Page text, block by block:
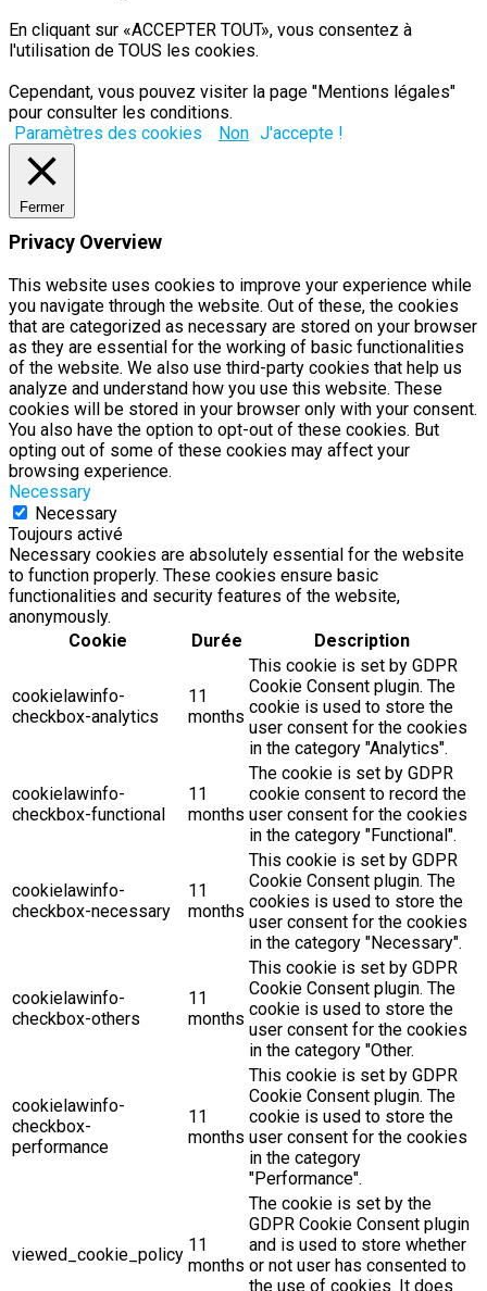
En cliquant sur «ACCEPTER TOUT», vous consentez à
l'utilisation de TOUS les cookies.
Cependant, vous pouvez visiter la page "Mentions légales"
pour consulter les conditions.
Paramètres des cookies
Non J'accepte !
Fermer
Privacy Overview
This website uses cookies to improve your experience while
you navigate through the website. Out of these, the cookies
that are categorized as necessary are stored on your browser
as they are essential for the working of basic functionalities
of the website. We also use third-party cookies that help us
analyze and understand how you use this website. These
cookies will be stored in your browser only with your consent.
You also have the option to opt-out of these cookies. But
opting out of some of these cookies may affect your
browsing experience.
Necessary
Necessary
Toujours activé
Necessary cookies are absolutely essential for the website
to function properly. These cookies ensure basic
functionalities and security features of the website,
anonymously.
Cookie
Durée Description
cookielawinfo-
checkbox-analytics
11
months
This cookie is set by GDPR
Cookie Consent plugin. The
cookie is used to store the
user consent for the cookies
in the category "Analytics".
cookielawinfo-
checkbox-functional
11
months
The cookie is set by GDPR
cookie consent to record the
user consent for the cookies
in the category "Functional".
cookielawinfo-
checkbox-necessary
11
months
This cookie is set by GDPR
Cookie Consent plugin. The
cookies is used to store the
user consent for the cookies
in the category "Necessary".
cookielawinfo-
checkbox-others
11
months
This cookie is set by GDPR
Cookie Consent plugin. The
cookie is used to store the
user consent for the cookies
in the category "Other.
cookielawinfo-
checkbox-
performance
11
months
This cookie is set by GDPR
Cookie Consent plugin. The
cookie is used to store the
user consent for the cookies
in the category
"Performance".
viewed_cookie_policy 11
months
The cookie is set by the
GDPR Cookie Consent plugin
and is used to store whether
or not user has consented to
the use of cookies. It does